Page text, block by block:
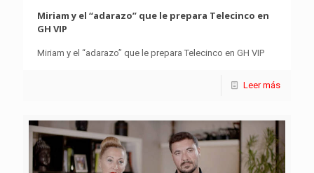
Miriam y el “adarazo” que le prepara Telecinco en
GH VIP
Miriam y el “adarazo” que le prepara Telecinco en GH VIP
Leer más